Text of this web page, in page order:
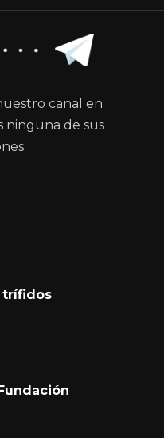
canal en
ninguna de sus
trífidos